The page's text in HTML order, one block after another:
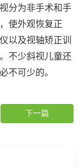
分为非手术和手
使外观恢复正
以及视轴矫正训
不少斜视儿童还
不可少的。
下一篇